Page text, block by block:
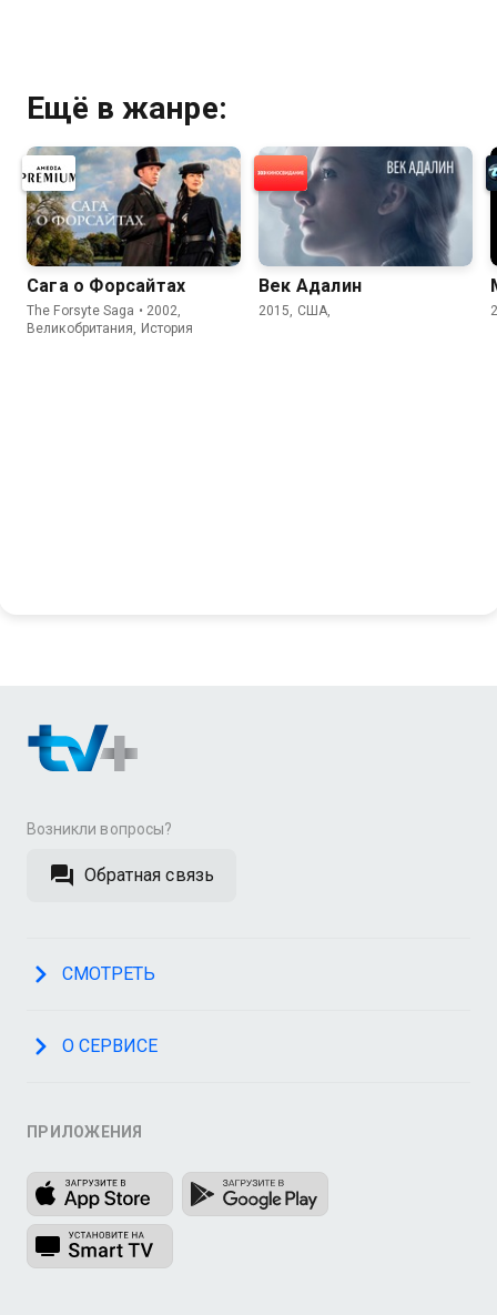
Ещё в жанре:
Сага о Форсайтах
The Forsyte Saga • 2002,
Великобритания, История
Век Адалин
2015, США,
Возникли вопросы?
Обратная связь
СМОТРЕТЬ
О СЕРВИСЕ
ПРИЛОЖЕНИЯ